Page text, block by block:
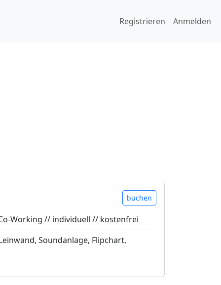
Registrieren Anmelden
buchen
Working // individuell // kostenfrei
Soundanlage, Flipchart,